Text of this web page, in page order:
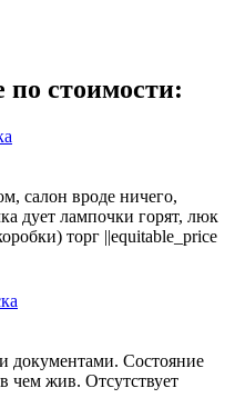
по стоимости:
салон вроде ничего,
дует лампочки горят, люк
торг ||equitable_price
документами. Состояние
чем жив. Отсутствует